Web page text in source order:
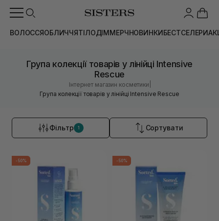
ВОЛОССЯОБЛИЧЧЯТІЛОДІММЕРЧНОВИНКИБЕСТСЕЛЕРИ
Група колекції товарів у лінійці Intensive
Rescue
Інтернет магазин косметики
Група колекції товарів у лінійці Intensive Rescue
Фільтр 1 Сортувати
-50% -50%